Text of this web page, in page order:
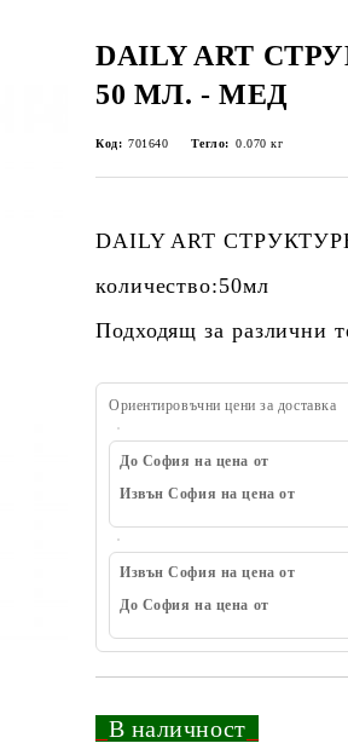
DAILY ART
50 МЛ. - МЕД
Код: 701640 Тегло: 0.070 кг
DAILY ART
количество:50мл
Подходящ за различни
Ориентировъчни цени за доставка
До София на цена от
Извън София на цена от
Извън София на цена от
До София на цена от
В наличност